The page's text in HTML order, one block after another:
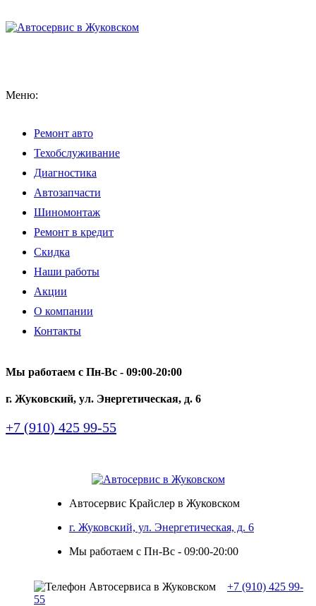
Меню:
Ремонт авто
Техобслуживание
Диагностика
Автозапчасти
Шиномонтаж
Ремонт в кредит
Скидка
Наши работы
Акции
О компании
Контакты
Мы работаем с Пн-Вc - 09:00-20:00
г. Жуковский, ул. Энергетическая, д. 6
+7 (910) 425 99-55
Автосервис Крайслер в Жуковском
г. Жуковский, ул. Энергетическая, д. 6
Мы работаем с Пн-Вc - 09:00-20:00
+7 (910) 425 99-
55